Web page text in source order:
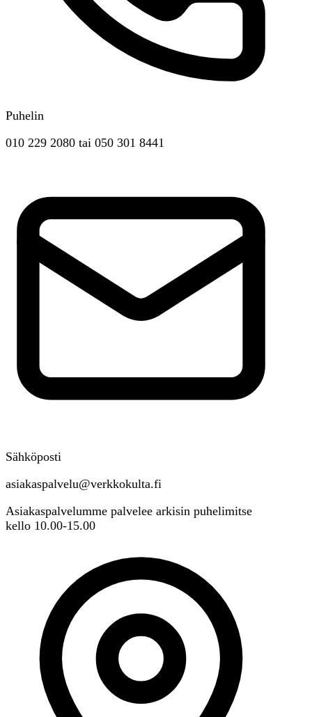
Puhelin
010 229 2080 tai 050 301 8441
Sähköposti
asiakaspalvelu@verkkokulta.fi
Asiakaspalvelumme palvelee arkisin puhelimitse
kello 10.00-15.00